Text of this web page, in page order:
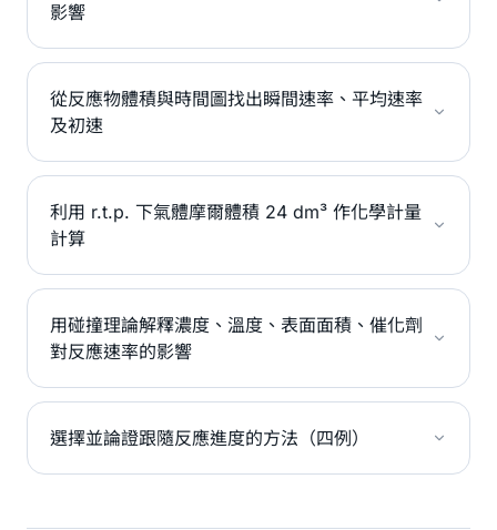
影響
從反應物體積與時間圖找出瞬間速率、平均速率
及初速
利用 r.t.p. 下氣體摩爾體積 24 dm³ 作化學計量
計算
用碰撞理論解釋濃度、溫度、表面面積、催化劑
對反應速率的影響
選擇並論證跟隨反應進度的方法（四例）